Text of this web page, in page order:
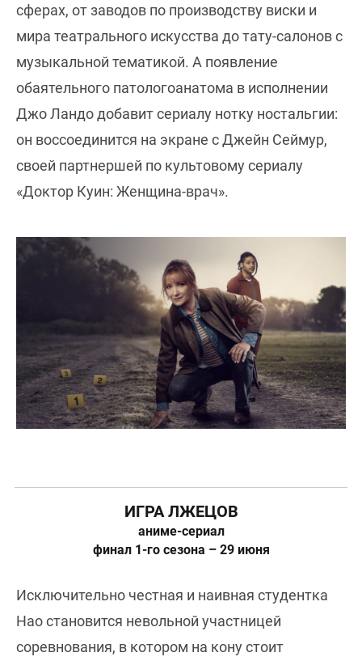
сферах, от заводов по производству виски и
мира театрального искусства до тату-салонов с
музыкальной тематикой. А появление
обаятельного патологоанатома в исполнении
Джо Ландо добавит сериалу нотку ностальгии:
он воссоединится на экране с Джейн Сеймур,
своей партнершей по культовому сериалу
«Доктор Куин: Женщина-врач».
ИГРА ЛЖЕЦОВ
аниме-сериал
финал 1-го сезона – 29 июня
Исключительно честная и наивная студентка
Нао становится невольной участницей
соревнования, в котором на кону стоит